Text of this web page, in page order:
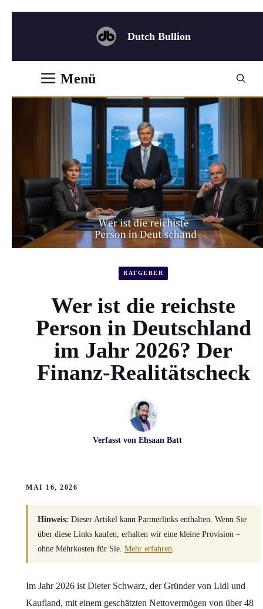
Dutch Bullion
Menü
RATGEBER
Wer ist die reichste
Person in Deutschland
im Jahr 2026? Der
Finanz-Realitätscheck
Verfasst von Ehsaan Batt
MAI 16, 2026
Hinweis: Dieser Artikel kann Partnerlinks enthalten. Wenn Sie
über diese Links kaufen, erhalten wir eine kleine Provision –
ohne Mehrkosten für Sie. Mehr erfahren
Im Jahr 2026 ist Dieter Schwarz, der Gründer von Lidl und
Kaufland, mit einem geschätzten Nettovermögen von über 48